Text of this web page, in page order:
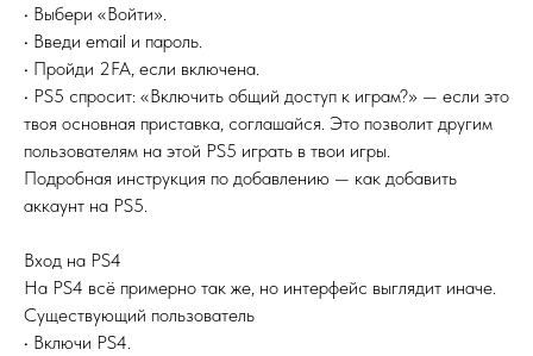
• Выбери «Войти».
• Введи email и пароль.
• Пройди 2FA, если включена.
• PS5 спросит: «Включить общий доступ к играм?» — если это
твоя основная приставка, соглашайся. Это позволит другим
пользователям на этой PS5 играть в твои игры.
Подробная инструкция по добавлению — как добавить
аккаунт на PS5.
Вход на PS4
На PS4 всё примерно так же, но интерфейс выглядит иначе.
Существующий пользователь
• Включи PS4.